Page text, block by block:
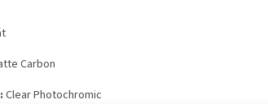
Carbon
Clear Photochromic